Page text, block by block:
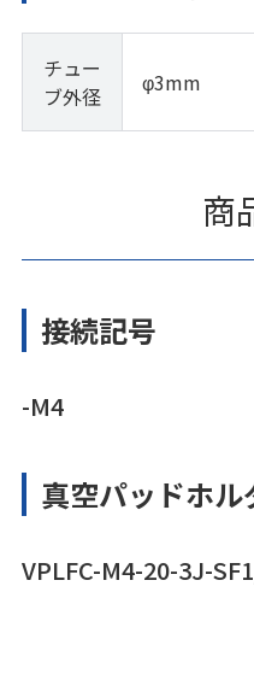
チュー
ブ外径
φ3mm
商
接続記号
-M4
真空パッドホル
VPLFC-M4-20-3J-